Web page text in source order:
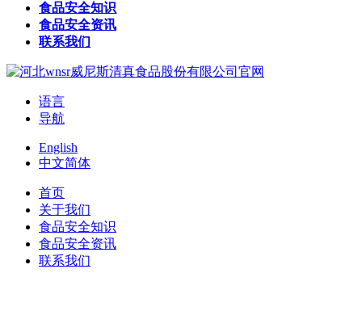
食品安全知识
食品安全资讯
联系我们
语言
导航
English
中文简体
首页
关于我们
食品安全知识
食品安全资讯
联系我们